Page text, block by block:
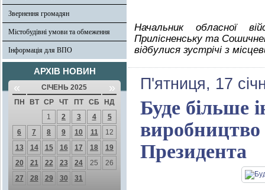
Звернення громадян
Містобудівні умови та обмеження
Інформація для ВПО
АРХІВ НОВИН
« СІЧЕНЬ 2025 »
ПН ВТ СР ЧТ ПТ СБ
НД
1
2 3 4
5
6
7 8 9 10 11
12
13
14 15 16 17 18
19
20
21 22 23 24 25
26
27
28 29 30 31
Начальник обласної
Прилісненську та
відбулися зустрічі з
П'ятниця, 17
Буде більше
виробництво
Президента